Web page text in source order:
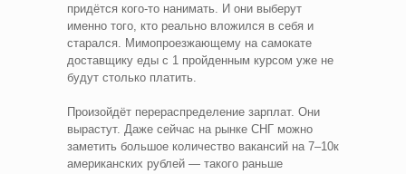
придётся кого-то нанимать. И они выберут
именно того, кто реально вложился в себя и
старался. Мимопроезжающему на самокате
доставщику еды с 1 пройденным курсом уже не
будут столько платить.
Произойдёт перераспределение зарплат. Они
вырастут. Даже сейчас на рынке СНГ можно
заметить большое количество вакансий на 7–10к
американских рублей — такого раньше